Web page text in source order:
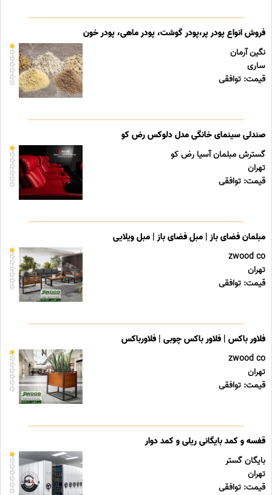
فروش انواع پودر پر،پودر گوشت، پودر ماهی، پودر خون
نگین آرمان
ساری
قیمت: توافقی
صندلی سینمای خانگی مدل دلوکس رض کو
گسترش مبلمان آسیا رض کو
تهران
قیمت: توافقی
مبلمان فضای باز | مبل فضای باز | مبل ویلایی
zwood co
تهران
قیمت: توافقی
فلاور باکس | فلاور باکس چوبی | فلاورباکس
zwood co
تهران
قیمت: توافقی
قفسه و کمد بایگانی ریلی و کمد دوار
بایگان گستر
تهران
قیمت: توافقی